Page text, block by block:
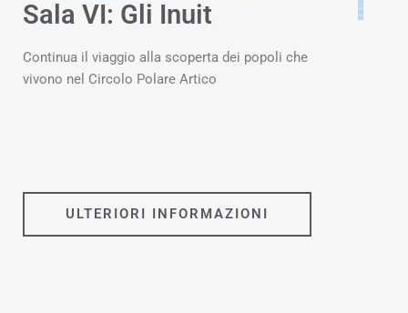
Sala VI: Gli Inuit
Continua il viaggio alla scoperta dei popoli che
vivono nel Circolo Polare Artico
ULTERIORI INFORMAZIONI